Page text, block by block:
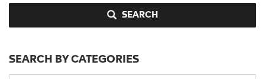
SEARCH
SEARCH BY CATEGORIES